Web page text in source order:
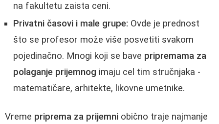
na fakultetu zaista ceni.
Privatni časovi i male grupe: Ovde je prednost
što se profesor može više posvetiti svakom
pojedinačno. Mnogi koji se bave pripremama za
polaganje prijemnog imaju cel tim stručnjaka -
matematičare, arhitekte, likovne umetnike.
Vreme priprema za prijemni obično traje najmanje